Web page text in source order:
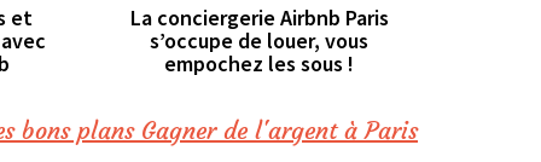
et
La conciergerie Airbnb Paris
s’occupe de louer, vous
empochez les sous !
bons plans Gagner de l'argent à Paris